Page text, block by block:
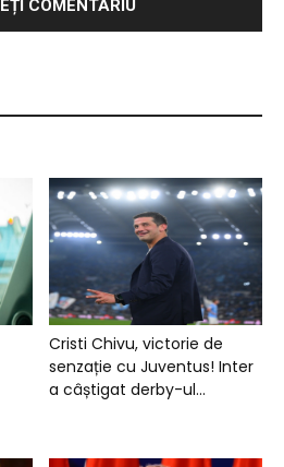
Cristi Chivu, victorie de
senzație cu Juventus! Inter
a câștigat derby-ul...